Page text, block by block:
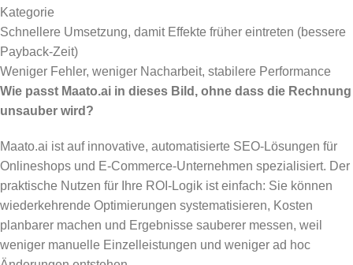
Kategorie
Schnellere Umsetzung, damit Effekte früher eintreten (bessere
Payback-Zeit)
Weniger Fehler, weniger Nacharbeit, stabilere Performance
Wie passt Maato.ai in dieses Bild, ohne dass die Rechnung
unsauber wird?
Maato.ai ist auf innovative, automatisierte SEO-Lösungen für
Onlineshops und E-Commerce-Unternehmen spezialisiert. Der
praktische Nutzen für Ihre ROI-Logik ist einfach: Sie können
wiederkehrende Optimierungen systematisieren, Kosten
planbarer machen und Ergebnisse sauberer messen, weil
weniger manuelle Einzelleistungen und weniger ad hoc